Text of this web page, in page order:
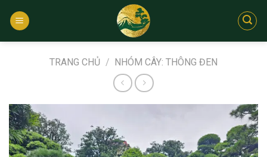
qua
TRANG CHỦ / NHÓM CÂY: THÔNG ĐEN